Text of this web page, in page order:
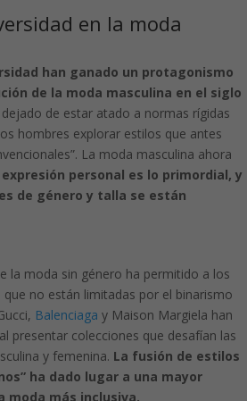
en la moda
han ganado un protagonismo
de la moda masculina en el siglo
de estar atado a normas rígidas
hombres explorar estilos que antes
La moda masculina ahora
personal es lo primordial, y
de género y talla se están
la moda sin género ha permitido a los
no están limitadas por el binarismo
Balenciaga y Maison Margiela han
presentar colecciones que desafían las
y femenina. La fusión de estilos
ha dado lugar a una mayor
moda más inclusiva.